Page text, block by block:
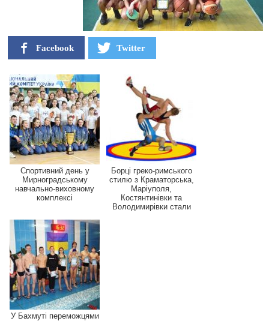
Facebook Twitter
Спортивний день у
Мирноградському
навчально-виховному
комплексі
Борці греко-римського
стилю з Краматорська,
Маріуполя,
Костянтинівки та
Володимирівки стали
У Бахмуті переможцями